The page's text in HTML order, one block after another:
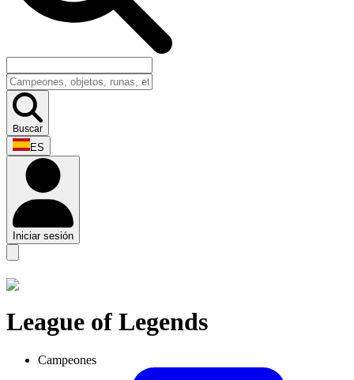
Buscar
ES
Iniciar sesión
League of Legends
Campeones